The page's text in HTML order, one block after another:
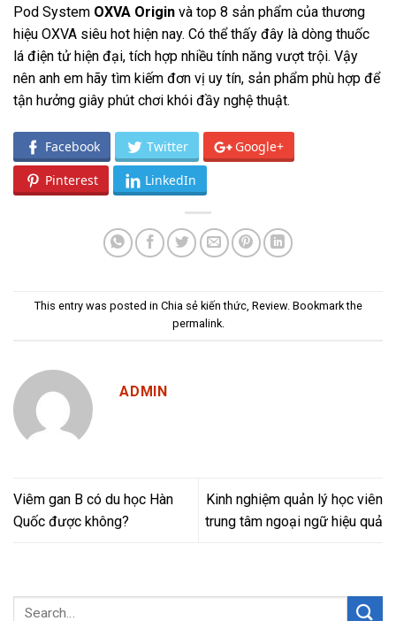
Pod System OXVA Origin và top 8 sản phẩm của thương
hiệu OXVA siêu hot hiện nay. Có thể thấy đây là dòng thuốc
lá điện tử hiện đại, tích hợp nhiều tính năng vượt trội. Vậy
nên anh em hãy tìm kiếm đơn vị uy tín, sản phẩm phù hợp để
tận hưởng giây phút chơi khói đầy nghệ thuật.
Facebook Twitter Google+
Pinterest LinkedIn
This entry was posted in Chia sẻ kiến thức, Review. Bookmark the
permalink.
ADMIN
Viêm gan B có du học Hàn
Quốc được không?
Kinh nghiệm quản lý học viên
trung tâm ngoại ngữ hiệu quả